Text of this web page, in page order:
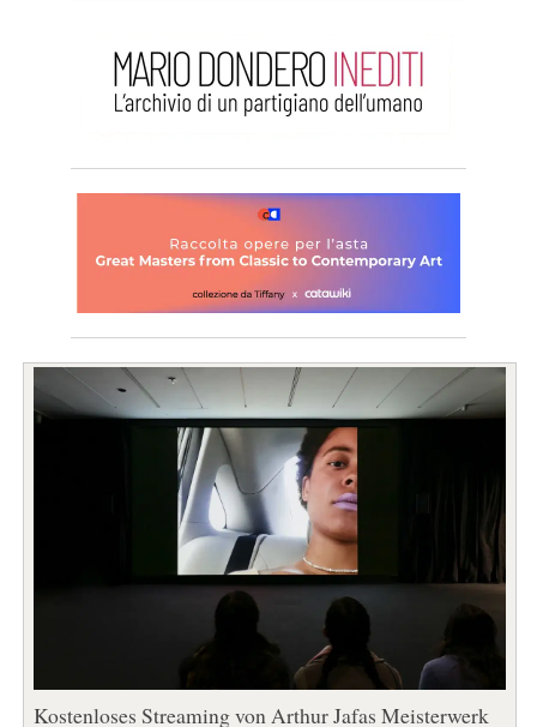
Kostenloses Streaming von Arthur Jafas Meisterwerk